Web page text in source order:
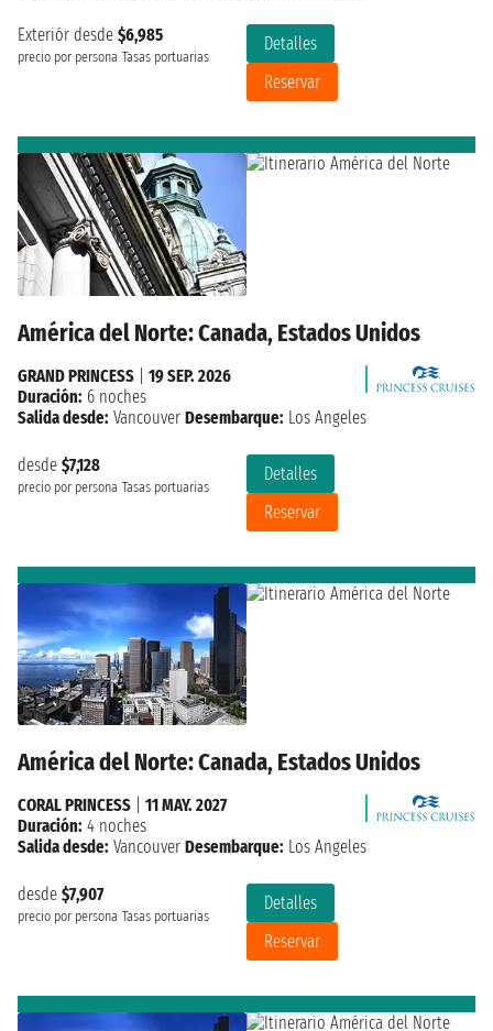
Exteriór desde $6,985
precio por persona Tasas portuarias
Detalles
Reservar
América del Norte: Canada, Estados Unidos
desde $7,128
precio por persona Tasas portuarias
Detalles
Reservar
GRAND PRINCESS
19 SEP. 2026
Duración: 6 noches
Salida desde: Vancouver Desembarque: Los Angeles
América del Norte: Canada, Estados Unidos
desde $7,907
precio por persona Tasas portuarias
Detalles
Reservar
CORAL PRINCESS
11 MAY. 2027
Duración: 4 noches
Salida desde: Vancouver Desembarque: Los Angeles